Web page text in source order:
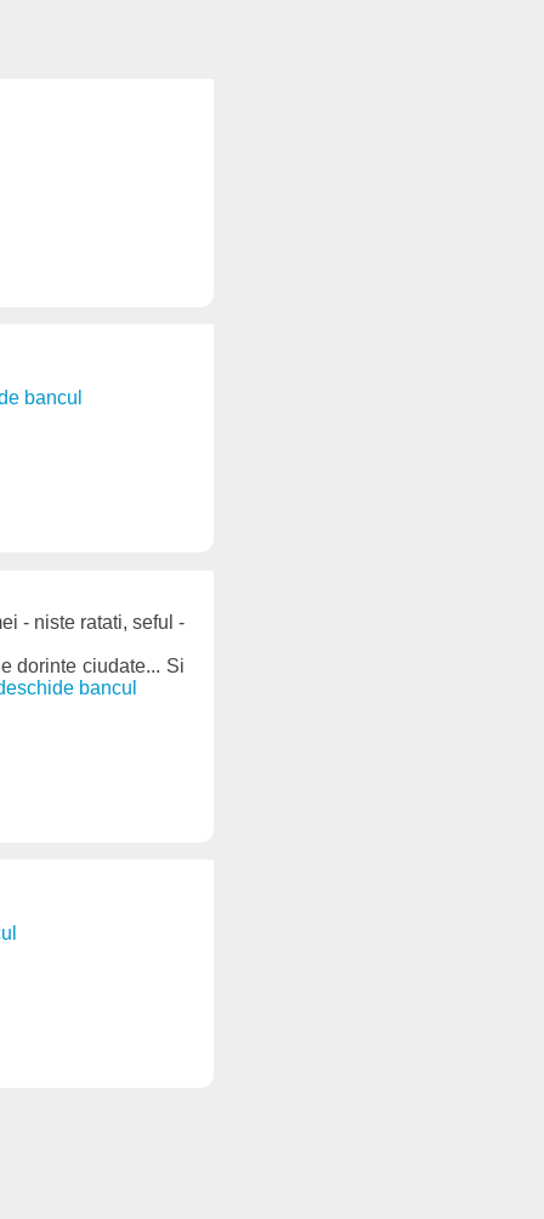
bancul
- niste ratati, seful -
dorinte ciudate... Si
bancul